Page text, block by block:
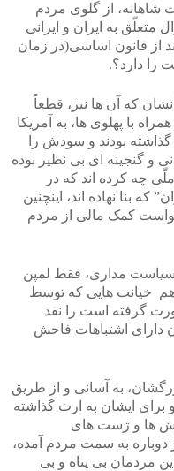
شاهانه، از گلوی مردم
متعلّق به ایران و ایرانی
از قانون اساسی(در زمان
را دارد؟.
که آن ها نیز، قطعاً
با پهلوی ها، به آمریکا
بودند و سودش را
و گنجینه ای بی نظیر بوده
چه کرده اند که در
بنا نهاده اند، اینچنین
کمک مالی از مردم
مداری، فقط لمپن
هم خیانت هایی که توسط
گرفته است را نقد
دارای اشتباهات فاحش
به آسانی و از طریق
برای ایشان به ارث گذاشته
ها و ژست های
دوباره به سمت مردم آمده،
مردمان بی پناه و بی